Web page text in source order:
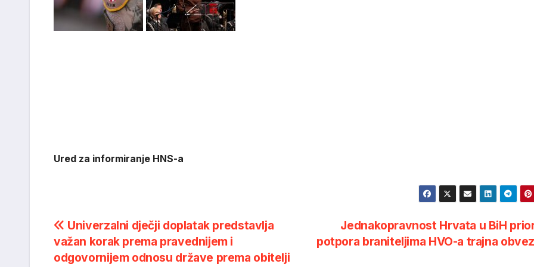
Ured za informiranje HNS-a
Post
navigation
Jednakopravnost Hrvata u BiH
potpora braniteljima HVO-a trajna
Univerzalni dječji doplatak predstavlja
važan korak prema pravednijem i
odgovornijem odnosu države prema obitelji